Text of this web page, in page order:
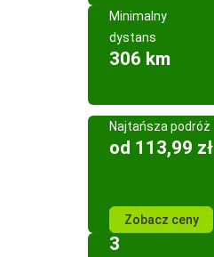
Minimalny
dystans
306 km
Najtańsza podróż
od 113,99 zł
Zobacz ceny
3